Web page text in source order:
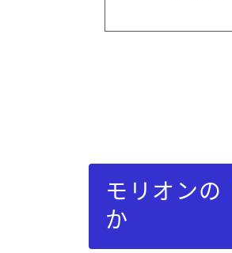
モリオンの
か